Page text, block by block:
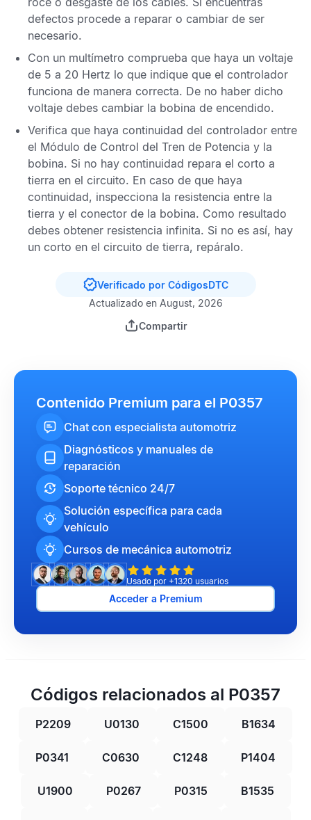
defectos procede a reparar o cambiar de ser
necesario.
Con un multímetro comprueba que haya un voltaje
de 5 a 20 Hertz lo que indique que el controlador
funciona de manera correcta. De no haber dicho
voltaje debes cambiar la bobina de encendido.
Verifica que haya continuidad del controlador entre
el Módulo de Control del Tren de Potencia y la
bobina. Si no hay continuidad repara el corto a
tierra en el circuito. En caso de que haya
continuidad, inspecciona la resistencia entre la
tierra y el conector de la bobina. Como resultado
debes obtener resistencia infinita. Si no es así, hay
un corto en el circuito de tierra, repáralo.
Verificado por CódigosDTC
Actualizado en August, 2026
Compartir
Contenido Premium para el P0357
Chat con especialista automotriz
Diagnósticos y manuales de
reparación
Soporte técnico 24/7
Solución específica para cada
vehículo
Cursos de mecánica automotriz
Usado por +1320 usuarios
Acceder a Premium
Códigos relacionados al P0357
P2209 U0130 C1500 B1634
P0341 C0630 C1248 P1404
U1900 P0267 P0315 B1535